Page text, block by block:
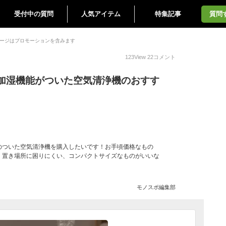
受付中の質問 人気アイテム 特集記事 質問
ジはプロモーションを含みます
123View 22コメント
湿機能がついた空気清浄機のおすす
いた空気清浄機を購入したいです！お手頃価格なもの
き場所に困りにくい、コンパクトサイズなものがいいな
モノスポ編集部